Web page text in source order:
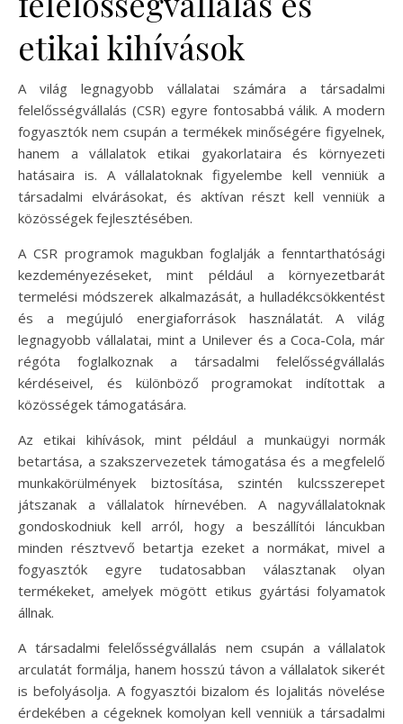
etikai kihívások
A világ legnagyobb vállalatai számára a társadalmi
felelősségvállalás (CSR) egyre fontosabbá válik. A modern
fogyasztók nem csupán a termékek minőségére figyelnek,
hanem a vállalatok etikai gyakorlataira és környezeti
hatásaira is. A vállalatoknak figyelembe kell venniük a
társadalmi elvárásokat, és aktívan részt kell venniük a
közösségek fejlesztésében.
A CSR programok magukban foglalják a fenntarthatósági
kezdeményezéseket, mint például a környezetbarát
termelési módszerek alkalmazását, a hulladékcsökkentést
és a megújuló energiaforrások használatát. A világ
legnagyobb vállalatai, mint a Unilever és a Coca-Cola, már
régóta foglalkoznak a társadalmi felelősségvállalás
kérdéseivel, és különböző programokat indítottak a
közösségek támogatására.
Az etikai kihívások, mint például a munkaügyi normák
betartása, a szakszervezetek támogatása és a megfelelő
munkakörülmények biztosítása, szintén kulcsszerepet
játszanak a vállalatok hírnevében. A nagyvállalatoknak
gondoskodniuk kell arról, hogy a beszállítói láncukban
minden résztvevő betartja ezeket a normákat, mivel a
fogyasztók egyre tudatosabban választanak olyan
termékeket, amelyek mögött etikus gyártási folyamatok
állnak.
A társadalmi felelősségvállalás nem csupán a vállalatok
arculatát formálja, hanem hosszú távon a vállalatok sikerét
is befolyásolja. A fogyasztói bizalom és lojalitás növelése
érdekében a cégeknek komolyan kell venniük a társadalmi